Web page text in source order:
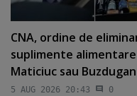
CNA, ordine de
suplimente
Maticiuc sau Buzdugan
5 AUG 2026 20:43 0